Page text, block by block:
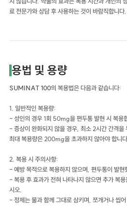
료 전문가와 상담 후 사용하는 것이 바람직합니다.
용법 및 용량
SUMINAT 100의 복용법은 다음과 같습니다:
1. 일반적인 복용량:
- 성인의 경우 1회 50mg을 편두통 발현 시 복용
- 증상이 완화되지 않을 경우, 최소 2시간 간격을
최대 복용량은 200mg을 초과하지 않아야 합니
2. 복용 시 주의사항:
- 예방 목적으로 복용하지 않으며, 편두통이 발현
- 복용 후 효과가 전혀 나타나지 않으면 추가 복
시오.
- 정제는 물과 함께 그대로 삼키며, 쪼개거나 씹어